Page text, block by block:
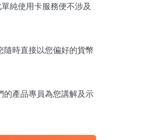
純使用卡服務便不涉及
隨時直接以您偏好的貨幣
的產品專員為您講解及示